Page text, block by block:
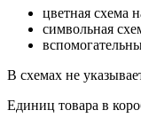
цветная схема
символьная
В схемах не
Единиц товара в